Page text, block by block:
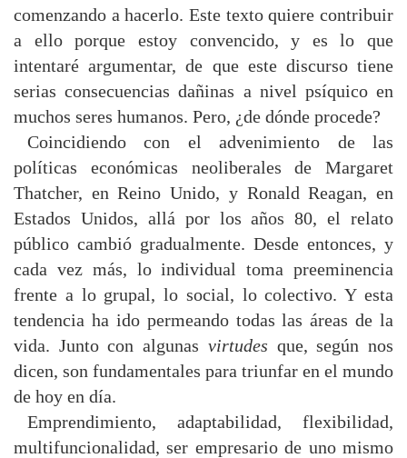
comenzando a hacerlo. Este texto quiere contribuir
a ello porque estoy convencido, y es lo que
intentaré argumentar, de que este discurso tiene
serias consecuencias dañinas a nivel psíquico en
muchos seres humanos. Pero, ¿de dónde procede?
Coincidiendo con el advenimiento de las
políticas económicas neoliberales de Margaret
Thatcher, en Reino Unido, y Ronald Reagan, en
Estados Unidos, allá por los años 80, el relato
público cambió gradualmente. Desde entonces, y
cada vez más, lo individual toma preeminencia
frente a lo grupal, lo social, lo colectivo. Y esta
tendencia ha ido permeando todas las áreas de la
vida. Junto con algunas virtudes que, según nos
dicen, son fundamentales para triunfar en el mundo
de hoy en día.
Emprendimiento, adaptabilidad, flexibilidad,
multifuncionalidad, ser empresario de uno mismo